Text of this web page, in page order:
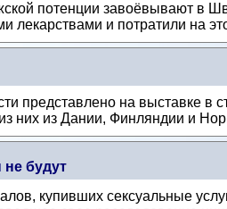
потенции завоёвывают в
лекарствами и потратили на
представлено на выставке в
них из Дании, Финляндии и
будут
купивших сексуальные